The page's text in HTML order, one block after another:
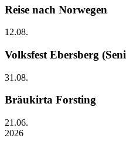
Reise nach Norwegen
12.08.
Volksfest Ebersberg
31.08.
Bräukirta Forsting
21.06.
2026